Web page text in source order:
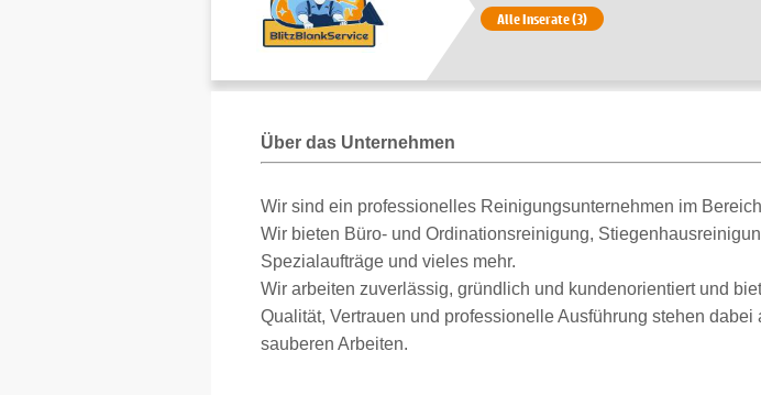
Alle Inserate (3)
Über das Unternehmen
Wir sind ein professionelles Reinigungsunternehmen im
Wir bieten Büro- und Ordinationsreinigung,
Spezialaufträge und vieles mehr.
Wir arbeiten zuverlässig, gründlich und kundenorientiert und
Qualität, Vertrauen und professionelle Ausführung stehen
sauberen Arbeiten.